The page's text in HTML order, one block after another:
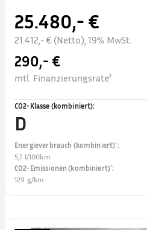
25.480,- €
21.412,- € (Netto), 19% MwSt.
290,- €
mtl. Finanzierungsrate²
CO2-Klasse (kombiniert):
D
Energieverbrauch (kombiniert)¹:
5,7 l/100km
CO2-Emissionen (kombiniert)¹:
129 g/km